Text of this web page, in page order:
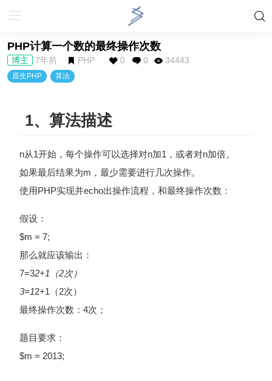
PHP计算一个数的最终操作次数
博主 7年前 PHP 0 0 34443
原生PHP 算法
1、算法描述
n从1开始，每个操作可以选择对n加1，或者对n加倍。
如果最后结果为m，最少需要进行几次操作。
使用PHP实现并echo出操作流程，和最终操作次数：
假设：
$m = 7;
那么就应该输出：
7=32+1（2次）
3=12+1（2次）
最终操作次数：4次；
题目要求：
$m = 2013;